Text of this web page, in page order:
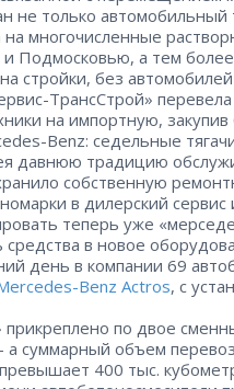
не только автомобильный
многочисленные
Подмосковью, а тем
стройки, без
ТрансСтрой» перевела
на импортную,
Benz: седельные
давнюю традицию
собственную
в дилерский сервис
теперь уже
средства в новое
день в компании 69
Benz Actros, с
по двое
а суммарный объем
400 тыс.